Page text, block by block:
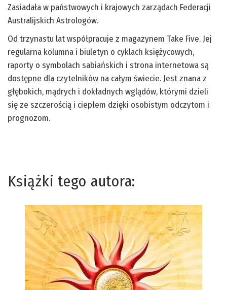
Zasiadała w państwowych i krajowych zarządach Federacji
Australijskich Astrologów.
Od trzynastu lat współpracuje z magazynem Take Five. Jej
regularna kolumna i biuletyn o cyklach księżycowych,
raporty o symbolach sabiańskich i strona internetowa są
dostępne dla czytelników na całym świecie. Jest znana z
głębokich, mądrych i dokładnych wglądów, którymi dzieli
się ze szczerością i ciepłem dzięki osobistym odczytom i
prognozom.
Książki tego autora: